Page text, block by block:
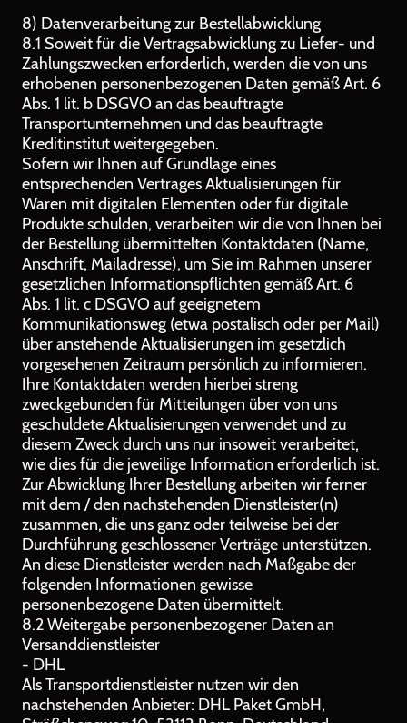
8) Datenverarbeitung zur Bestellabwicklung
8.1 Soweit für die Vertragsabwicklung zu Liefer- und
Zahlungszwecken erforderlich, werden die von uns
erhobenen personenbezogenen Daten gemäß Art. 6
Abs. 1 lit. b DSGVO an das beauftragte
Transportunternehmen und das beauftragte
Kreditinstitut weitergegeben.
Sofern wir Ihnen auf Grundlage eines
entsprechenden Vertrages Aktualisierungen für
Waren mit digitalen Elementen oder für digitale
Produkte schulden, verarbeiten wir die von Ihnen bei
der Bestellung übermittelten Kontaktdaten (Name,
Anschrift, Mailadresse), um Sie im Rahmen unserer
gesetzlichen Informationspflichten gemäß Art. 6
Abs. 1 lit. c DSGVO auf geeignetem
Kommunikationsweg (etwa postalisch oder per Mail)
über anstehende Aktualisierungen im gesetzlich
vorgesehenen Zeitraum persönlich zu informieren.
Ihre Kontaktdaten werden hierbei streng
zweckgebunden für Mitteilungen über von uns
geschuldete Aktualisierungen verwendet und zu
diesem Zweck durch uns nur insoweit verarbeitet,
wie dies für die jeweilige Information erforderlich ist.
Zur Abwicklung Ihrer Bestellung arbeiten wir ferner
mit dem / den nachstehenden Dienstleister(n)
zusammen, die uns ganz oder teilweise bei der
Durchführung geschlossener Verträge unterstützen.
An diese Dienstleister werden nach Maßgabe der
folgenden Informationen gewisse
personenbezogene Daten übermittelt.
8.2 Weitergabe personenbezogener Daten an
Versanddienstleister
- DHL
Als Transportdienstleister nutzen wir den
nachstehenden Anbieter: DHL Paket GmbH,